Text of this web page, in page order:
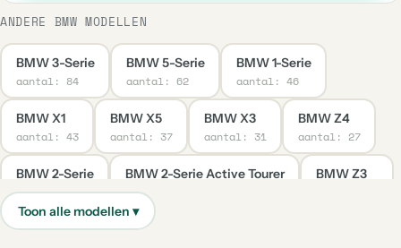
ANDERE BMW MODELLEN
BMW 3-Serie
aantal: 84
BMW 5-Serie
aantal: 62
BMW 1-Serie
aantal: 46
BMW X1
aantal: 43
BMW X5
aantal: 37
BMW X3
aantal: 31
BMW Z4
aantal: 27
BMW 2-Serie
aantal: 22
BMW 2-Serie Active Tourer
aantal: 15
BMW Z3
BMW 4-Serie BMW 6-Serie